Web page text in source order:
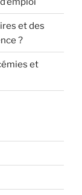
et des
?
et